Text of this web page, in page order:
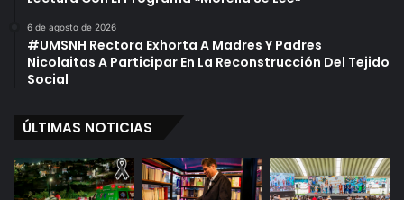
6 de agosto de 2026
#UMSNH Rectora Exhorta A Madres Y Padres
Nicolaitas A Participar En La Reconstrucción Del Tejido
Social
ÚLTIMAS NOTICIAS